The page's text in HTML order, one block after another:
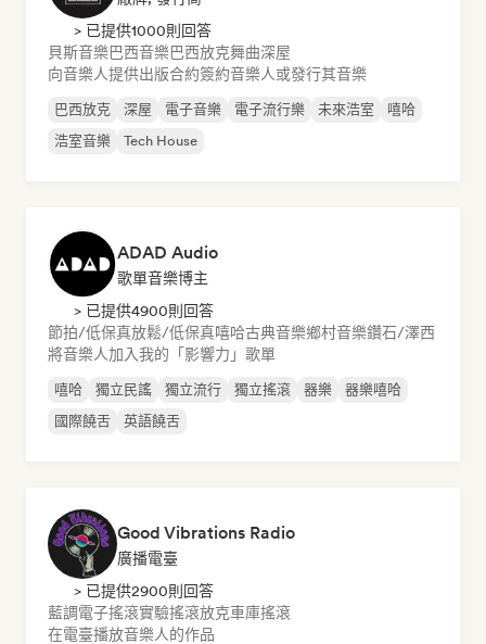
> 已提供1000則回答
貝斯音樂巴西音樂巴西放克舞曲深屋
向音樂人提供出版合約簽約音樂人或發行其音樂
巴西放克 深屋 電子音樂 電子流行樂 未來浩室
嘻哈
浩室音樂
Tech House
ADAD Audio
歌單音樂博主
> 已提供4900則回答
節拍/低保真放鬆/低保真嘻哈古典音樂鄉村音樂鑽石/澤西
將音樂人加入我的「影響力」歌單
嘻哈 獨立民謠 獨立流行 獨立搖滾 器樂
器樂嘻哈
國際饒舌
英語饒舌
Good Vibrations Radio
廣播電臺
> 已提供2900則回答
藍調電子搖滾實驗搖滾放克車庫搖滾
在電臺播放音樂人的作品